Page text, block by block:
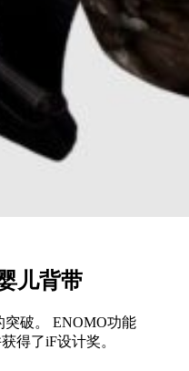
儿背带
破。 ENOMO功能
得了iF设计奖。